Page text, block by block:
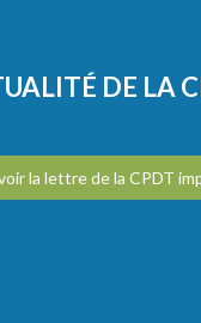
DE LA
la lettre de la CPDT